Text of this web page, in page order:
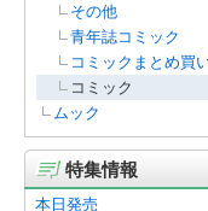
その他
青年誌コミック
コミックまとめ買
コミック
ムック
特集情報
本日発売